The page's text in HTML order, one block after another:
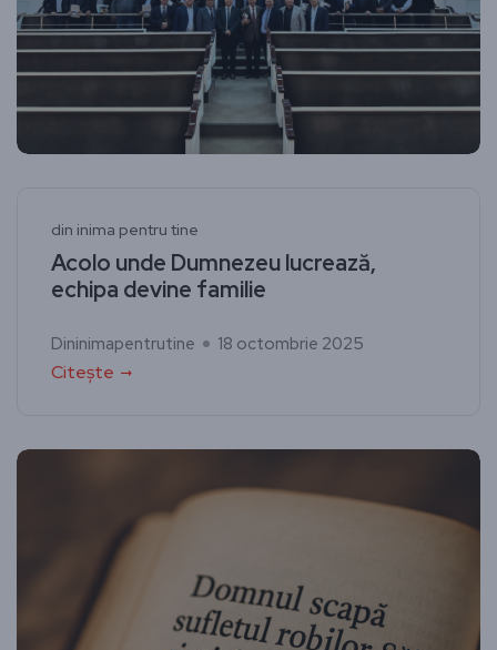
din inima pentru tine
Acolo unde Dumnezeu lucrează,
echipa devine familie
Dininimapentrutine 18 octombrie 2025
Citește